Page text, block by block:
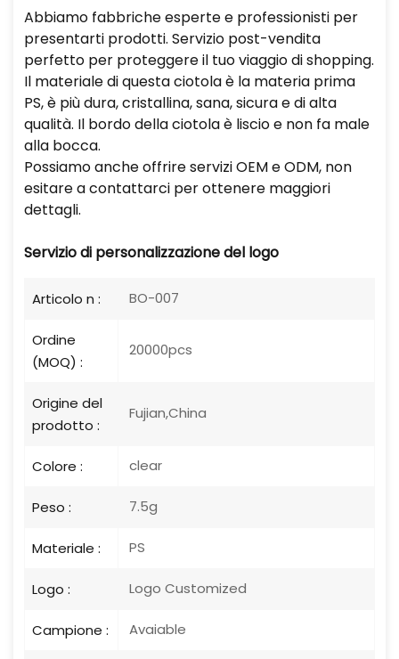
Abbiamo fabbriche esperte e professionisti per
presentarti prodotti. Servizio post-vendita
perfetto per proteggere il tuo viaggio di shopping.
Il materiale di questa ciotola è la materia prima
PS, è più dura, cristallina, sana, sicura e di alta
qualità. Il bordo della ciotola è liscio e non fa male
alla bocca.
Possiamo anche offrire servizi OEM e ODM, non
esitare a contattarci per ottenere maggiori
dettagli.
Servizio di personalizzazione del logo
Articolo n : BO-007
Ordine
(MOQ) :
20000pcs
Origine del
prodotto :
Fujian,China
Colore : clear
Peso : 7.5g
Materiale : PS
Logo : Logo Customized
Campione : Avaiable